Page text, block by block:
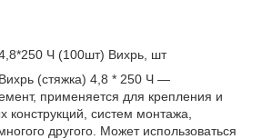
Ч (100шт) Вихрь, шт
(стяжка) 4,8 * 250 Ч —
применяется для крепления и
конструкций, систем монтажа,
другого. Может использоваться